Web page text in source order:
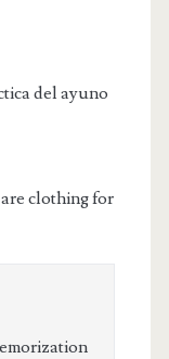
del ayuno
clothing for